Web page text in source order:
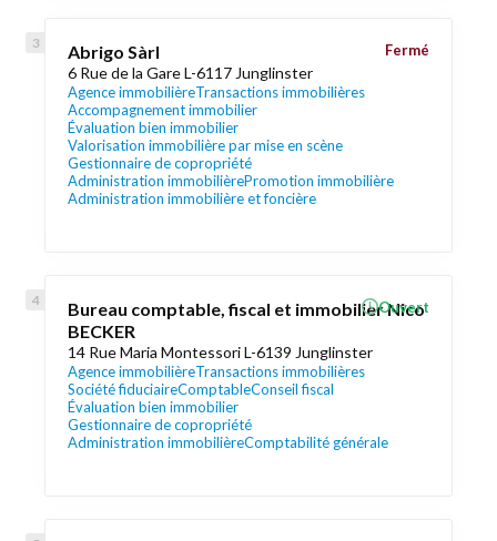
Abrigo Sàrl
6 Rue de la Gare L-6117 Junglinster
Agence immobilièreTransactions immobilières
Accompagnement immobilier
Évaluation bien immobilier
Valorisation immobilière par mise en scène
Gestionnaire de copropriété
Administration immobilièrePromotion immobilière
Administration immobilière et foncière
Fermé
Bureau comptable, fiscal et immobilier Nico
BECKER
14 Rue Maria Montessori L-6139 Junglinster
Agence immobilièreTransactions immobilières
Société fiduciaireComptableConseil fiscal
Évaluation bien immobilier
Gestionnaire de copropriété
Administration immobilièreComptabilité générale
Ouvert